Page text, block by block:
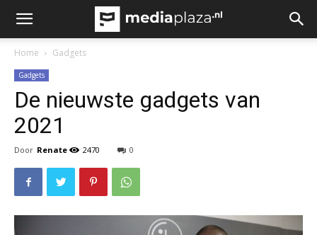
Home Gadgets
Gadgets
De nieuwste gadgets van
2021
Door Renate 2470 0